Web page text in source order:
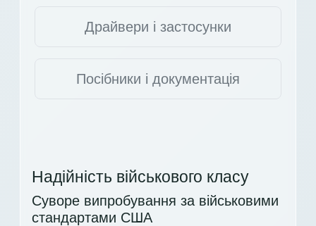
Драйвери і застосунки
Посібники і документація
Надійність військового класу
Суворе випробування за військовими
стандартами США